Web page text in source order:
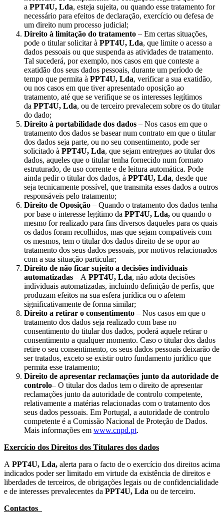
a PPT4U, Lda, esteja sujeita, ou quando esse tratamento for
necessário para efeitos de declaração, exercício ou defesa de
um direito num processo judicial;
Direito à limitação do tratamento – Em certas situações,
pode o titular solicitar à PPT4U, Lda, que limite o acesso a
dados pessoais ou que suspenda as atividades de tratamento.
Tal sucederá, por exemplo, nos casos em que conteste a
exatidão dos seus dados pessoais, durante um período de
tempo que permita à PPT4U, Lda, verificar a sua exatidão,
ou nos casos em que tiver apresentado oposição ao
tratamento, até que se verifique se os interesses legítimos
da PPT4U, Lda, ou de terceiro prevalecem sobre os do titular
do dado;
Direito à portabilidade dos dados – Nos casos em que o
tratamento dos dados se basear num contrato em que o titular
dos dados seja parte, ou no seu consentimento, pode ser
solicitado à PPT4U, Lda, que sejam entregues ao titular dos
dados, aqueles que o titular tenha fornecido num formato
estruturado, de uso corrente e de leitura automática. Pode
ainda pedir o titular dos dados, à PPT4U, Lda, desde que
seja tecnicamente possível, que transmita esses dados a outros
responsáveis pelo tratamento;
Direito de Oposição – Quando o tratamento dos dados tenha
por base o interesse legítimo da PPT4U, Lda, ou quando o
mesmo for realizado para fins diversos daqueles para os quais
os dados foram recolhidos, mas que sejam compatíveis com
os mesmos, tem o titular dos dados direito de se opor ao
tratamento dos seus dados pessoais, por motivos relacionados
com a sua situação particular;
Direito de não ficar sujeito a decisões individuais
automatizadas – A PPT4U, Lda, não adota decisões
individuais automatizadas, incluindo definição de perfis, que
produzam efeitos na sua esfera jurídica ou o afetem
significativamente de forma similar;
Direito a retirar o consentimento – Nos casos em que o
tratamento dos dados seja realizado com base no
consentimento do titular dos dados, poderá aquele retirar o
consentimento a qualquer momento. Caso o titular dos dados
retire o seu consentimento, os seus dados pessoais deixarão de
ser tratados, exceto se existir outro fundamento jurídico que
permita esse tratamento;
Direito de apresentar reclamações junto da autoridade de
controlo– O titular dos dados tem o direito de apresentar
reclamações junto da autoridade de controlo competente,
relativamente a matérias relacionadas com o tratamento dos
seus dados pessoais. Em Portugal, a autoridade de controlo
competente é a Comissão Nacional de Proteção de Dados.
Mais informações em www.cnpd.pt.
Exercício dos Direitos dos Titulares dos dados
A PPT4U, Lda, alerta para o facto de o exercício dos direitos acima
indicados poder ser limitado em virtude da existência de direitos e
liberdades de terceiros, de obrigações legais ou de confidencialidade
e de interesses prevalecentes da PPT4U, Lda ou de terceiro.
Contactos